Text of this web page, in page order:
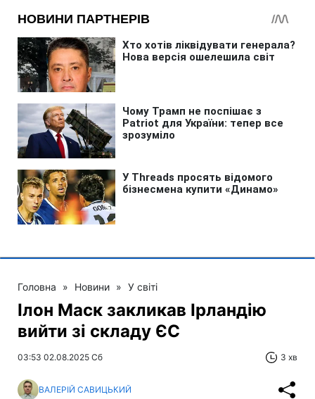
Головна » Новини » У світі
Ілон Маск закликав Ірландію
вийти зі складу ЄС
03:53 02.08.2025 Сб 3 хв
ВАЛЕРІЙ САВИЦЬКИЙ